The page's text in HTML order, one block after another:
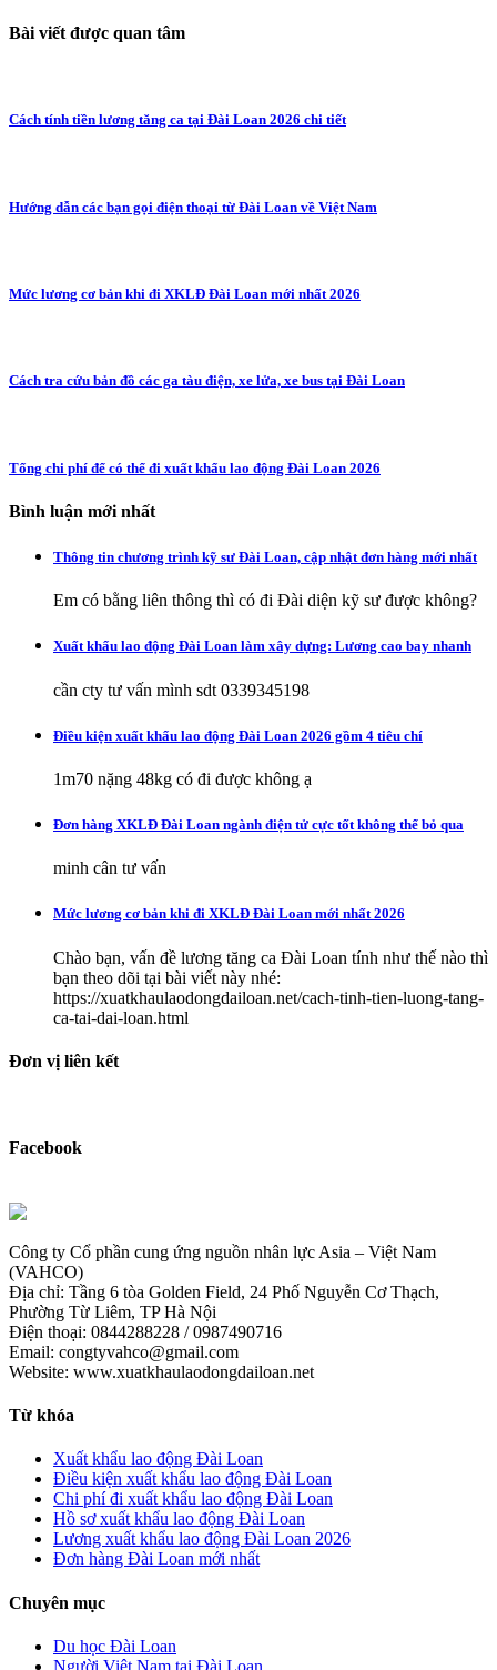
Bài viết được quan tâm
Cách tính tiền lương tăng ca tại Đài Loan 2026 chi tiết
Hướng dẫn các bạn gọi điện thoại từ Đài Loan về Việt Nam
Mức lương cơ bản khi đi XKLĐ Đài Loan mới nhất 2026
Cách tra cứu bản đồ các ga tàu điện, xe lửa, xe bus tại Đài Loan
Tổng chi phí để có thể đi xuất khẩu lao động Đài Loan 2026
Bình luận mới nhất
Thông tin chương trình kỹ sư Đài Loan, cập nhật đơn hàng mới nhất
Em có bằng liên thông thì có đi Đài diện kỹ sư được không?
Xuất khẩu lao động Đài Loan làm xây dựng: Lương cao bay nhanh
cần cty tư vấn mình sdt 0339345198
Điều kiện xuất khẩu lao động Đài Loan 2026 gồm 4 tiêu chí
1m70 nặng 48kg có đi được không ạ
Đơn hàng XKLĐ Đài Loan ngành điện tử cực tốt không thể bỏ qua
minh cân tư vấn
Mức lương cơ bản khi đi XKLĐ Đài Loan mới nhất 2026
Chào bạn, vấn đề lương tăng ca Đài Loan tính như thế nào thì
bạn theo dõi tại bài viết này nhé:
https://xuatkhaulaodongdailoan.net/cach-tinh-tien-luong-tang-
ca-tai-dai-loan.html
Đơn vị liên kết
Facebook
Công ty Cổ phần cung ứng nguồn nhân lực Asia – Việt Nam
(VAHCO)
Địa chỉ: Tầng 6 tòa Golden Field, 24 Phố Nguyễn Cơ Thạch,
Phường Từ Liêm, TP Hà Nội
Điện thoại: 0844288228 / 0987490716
Email: congtyvahco@gmail.com
Website: www.xuatkhaulaodongdailoan.net
Từ khóa
Xuất khẩu lao động Đài Loan
Điều kiện xuất khẩu lao động Đài Loan
Chi phí đi xuất khẩu lao động Đài Loan
Hồ sơ xuất khẩu lao động Đài Loan
Lương xuất khẩu lao động Đài Loan 2026
Đơn hàng Đài Loan mới nhất
Chuyên mục
Du học Đài Loan
Người Việt Nam tại Đài Loan